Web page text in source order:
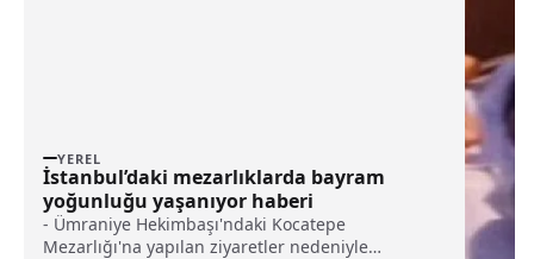
YEREL
İstanbul’daki mezarlıklarda bayram
yoğunluğu yaşanıyor haberi
- Ümraniye Hekimbaşı'ndaki Kocatepe
Mezarlığı'na yapılan ziyaretler nedeniyle